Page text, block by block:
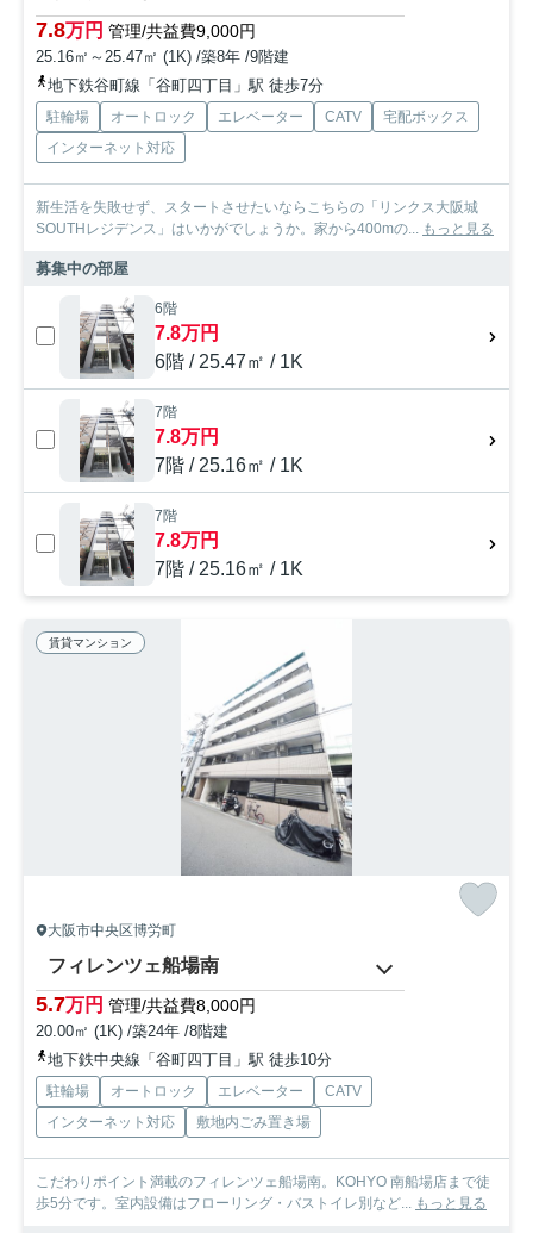
7.8万円 管理/共益費9,000円
25.16㎡～25.47㎡ (1K) /築8年 /9階建
地下鉄谷町線「谷町四丁目」駅 徒歩7分
駐輪場 オートロック エレベーター CATV
宅配ボックス
インターネット対応
新生活を失敗せず、スタートさせたいならこちらの「リンクス大阪城
SOUTHレジデンス」はいかがでしょうか。家から400mの... もっと見る
募集中の部屋
6階
7.8万円
6階 / 25.47㎡ / 1K
7階
7.8万円
7階 / 25.16㎡ / 1K
7階
7.8万円
7階 / 25.16㎡ / 1K
賃貸マンション
大阪市中央区博労町
フィレンツェ船場南
5.7万円 管理/共益費8,000円
20.00㎡ (1K) /築24年 /8階建
地下鉄中央線「谷町四丁目」駅 徒歩10分
駐輪場 オートロック エレベーター
CATV
インターネット対応
敷地内ごみ置き場
こだわりポイント満載のフィレンツェ船場南。KOHYO 南船場店まで徒
歩5分です。室内設備はフローリング・バストイレ別など... もっと見る